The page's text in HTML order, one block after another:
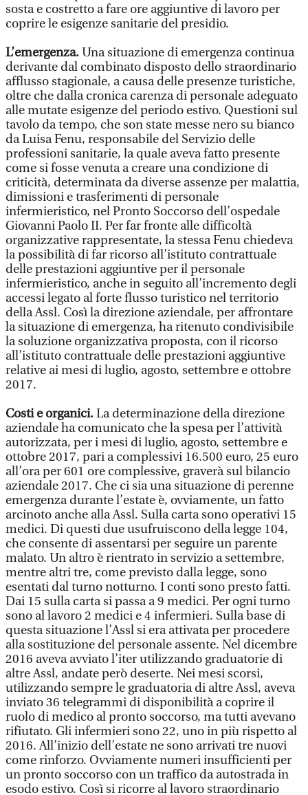
sosta e costretto a fare ore aggiuntive di lavoro per
coprire le esigenze sanitarie del presidio.
L’emergenza.Una situazione di emergenza continua
derivante dal combinato disposto dello straordinario
afflusso stagionale, a causa delle presenze turistiche,
oltre che dalla cronica carenza di personale adeguato
alle mutate esigenze del periodo estivo. Questioni sul
tavolo da tempo, che son state messe nero su bianco
da Luisa Fenu, responsabile del Servizio delle
professioni sanitarie, la quale aveva fatto presente
come si fosse venuta a creare una condizione di
criticità, determinata da diverse assenze per malattia,
dimissioni e trasferimenti di personale
infermieristico, nel Pronto Soccorso dell’ospedale
Giovanni Paolo II. Per far fronte alle difficoltà
organizzative rappresentate, la stessa Fenu chiedeva
la possibilità di far ricorso all’istituto contrattuale
delle prestazioni aggiuntive per il personale
infermieristico, anche in seguito all’incremento degli
accessi legato al forte flusso turistico nel territorio
della Assl. Così la direzione aziendale, per affrontare
la situazione di emergenza, ha ritenuto condivisibile
la soluzione organizzativa proposta, con il ricorso
all’istituto contrattuale delle prestazioni aggiuntive
relative ai mesi di luglio, agosto, settembre e ottobre
2017.
Costi e organici.La determinazione della direzione
aziendale ha comunicato che la spesa per l’attività
autorizzata, per i mesi di luglio, agosto, settembre e
ottobre 2017, pari a complessivi 16.500 euro, 25 euro
all’ora per 601 ore complessive, graverà sul bilancio
aziendale 2017. Che ci sia una situazione di perenne
emergenza durante l’estate è, ovviamente, un fatto
arcinoto anche alla Assl. Sulla carta sono operativi 15
medici. Di questi due usufruiscono della legge 104,
che consente di assentarsi per seguire un parente
malato. Un altro è rientrato in servizio a settembre,
mentre altri tre, come previsto dalla legge, sono
esentati dal turno notturno. I conti sono presto fatti.
Dai 15 sulla carta si passa a 9 medici. Per ogni turno
sono al lavoro 2 medici e 4 infermieri. Sulla base di
questa situazione l’Assl si era attivata per procedere
alla sostituzione del personale assente. Nel dicembre
2016 aveva avviato l’iter utilizzando graduatorie di
altre Assl, andate però deserte. Nei mesi scorsi,
utilizzando sempre le graduatoria di altre Assl, aveva
inviato 36 telegrammi di disponibilità a coprire il
ruolo di medico al pronto soccorso, ma tutti avevano
rifiutato. Gli infermieri sono 22, uno in più rispetto al
2016. All’inizio dell’estate ne sono arrivati tre nuovi
come rinforzo. Ovviamente numeri insufficienti per
un pronto soccorso con un traffico da autostrada in
esodo estivo. Così si ricorre al lavoro straordinario